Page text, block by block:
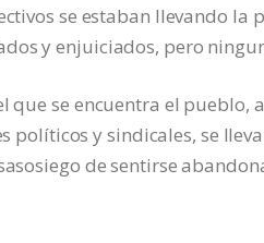
se estaban llevando la
y enjuiciados, pero
que se encuentra el pueblo,
políticos y sindicales, se
de sentirse